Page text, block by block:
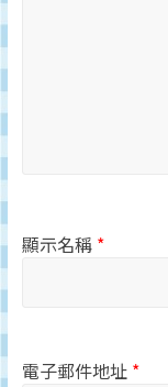
顯示名稱 *
電子郵件地址 *